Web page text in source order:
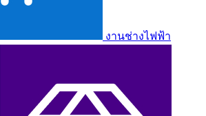
งานช่างไฟฟ้า